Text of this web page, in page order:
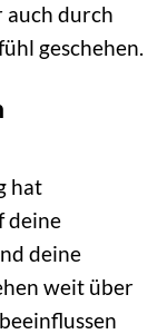
auch durch
geschehen.
hat
deine
deine
weit über